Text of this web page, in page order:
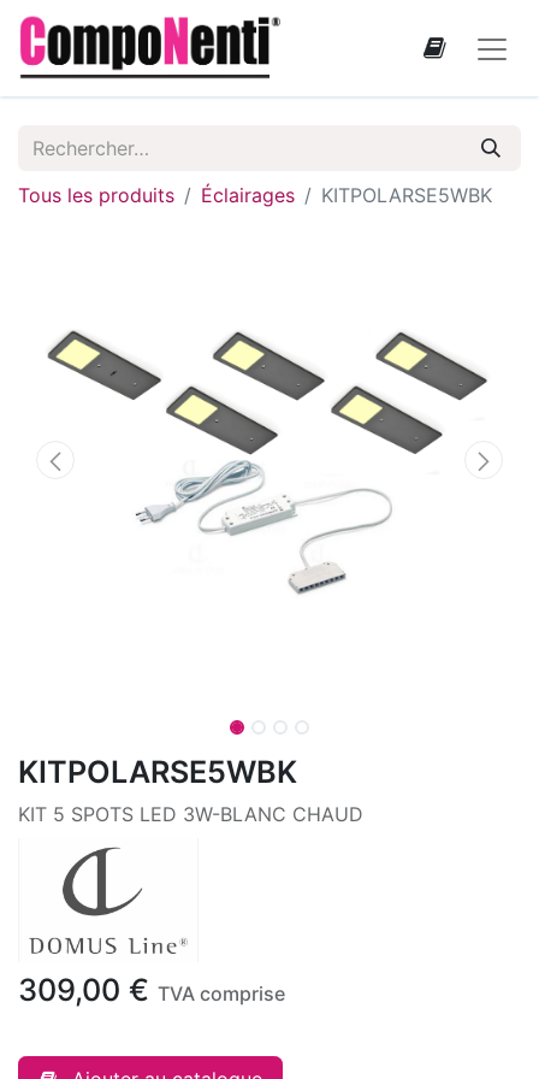
Tous les produits Éclairages KITPOLARSE5WBK
KITPOLARSE5WBK
KIT 5 SPOTS LED 3W-BLANC CHAUD
309,00 € TVA comprise